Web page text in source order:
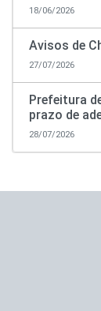
18/06/2026
Avisos de
27/07/2026
Prefeitura
prazo de
28/07/2026